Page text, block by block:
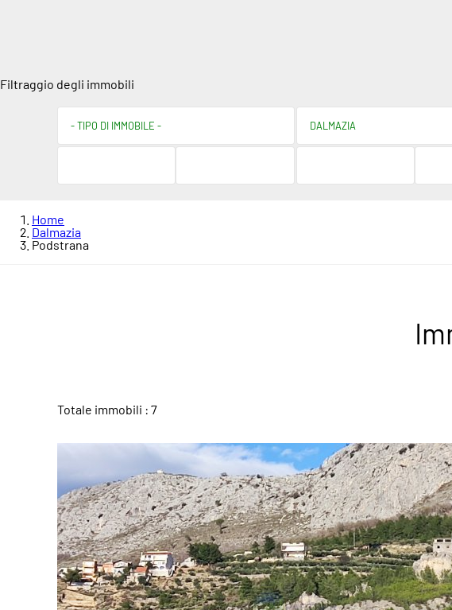
Filtraggio degli immobili
Home
Dalmazia
Podstrana
Totale immobili : 7